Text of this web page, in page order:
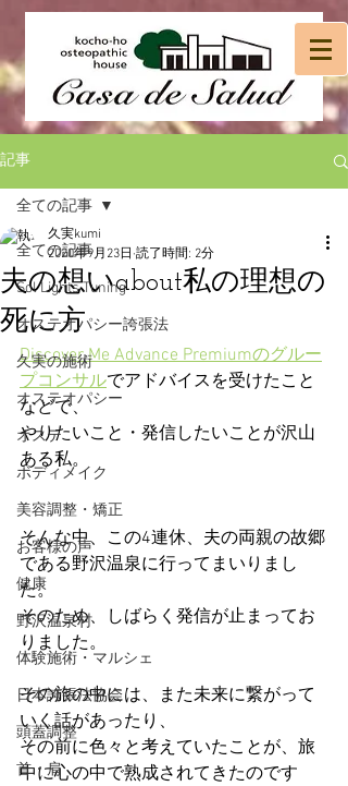
記事
全ての記事
Sol Lights Tuning
オステオパシー誇張法
久実の施術
オステオパシー
オステ
ボディメイク
美容調整・矯正
お客様の声
健康
野沢温泉村
体験施術・マルシェ
日本誇張法協会
頭蓋調整
首・肩
全ての記事
夫の想いabout私の理想の
死に方
久実kumi
2020年9月23日 読了時間: 2分
Discover Me Advance Premiumのグルー
プコンサルでアドバイスを受けたこと
などで、
やりたいこと・発信したいことが沢山
ある私。
そんな中、この4連休、夫の両親の故郷
である野沢温泉に行ってまいりまし
た。
そのため、しばらく発信が止まってお
りました。
その旅の中には、また未来に繋がって
いく話があったり、
その前に色々と考えていたことが、旅
中に心の中で熟成されてきたのです